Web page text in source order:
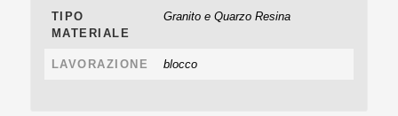
TIPO
MATERIALE
Granito e Quarzo Resina
LAVORAZIONE blocco